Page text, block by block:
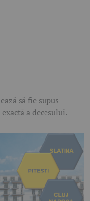
să fie supus
a decesului.